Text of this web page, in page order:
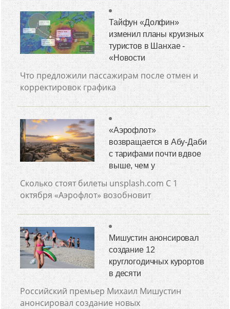
Тайфун «Долфин»
изменил планы круизных
туристов в Шанхае -
«Новости
Что предложили пассажирам после отмен и
корректировок графика
«Аэрофлот»
возвращается в Абу-Даби
с тарифами почти вдвое
выше, чем у
Сколько стоят билеты unsplash.com С 1
октября «Аэрофлот» возобновит
Мишустин анонсировал
создание 12
круглогодичных курортов
в десяти
Российский премьер Михаил Мишустин
анонсировал создание новых